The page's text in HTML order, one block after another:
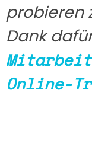
probieren
Dank
Online-